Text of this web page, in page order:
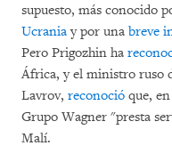
supuesto, más conocido
Ucraniay por una breve
Pero Prigozhin ha
África, y el ministro ruso
Lavrov, reconoció que,
Grupo Wagner "presta
Malí.